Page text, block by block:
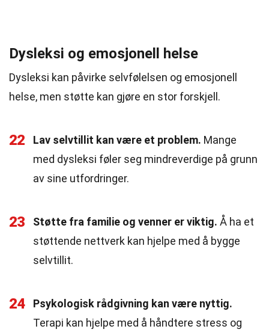
Dysleksi og emosjonell helse
Dysleksi kan påvirke selvfølelsen og emosjonell
helse, men støtte kan gjøre en stor forskjell.
22 Lav selvtillit kan være et problem. Mange
med dysleksi føler seg mindreverdige på grunn
av sine utfordringer.
23 Støtte fra familie og venner er viktig. Å ha et
støttende nettverk kan hjelpe med å bygge
selvtillit.
24
Psykologisk rådgivning kan være nyttig.
Terapi kan hjelpe med å håndtere stress og